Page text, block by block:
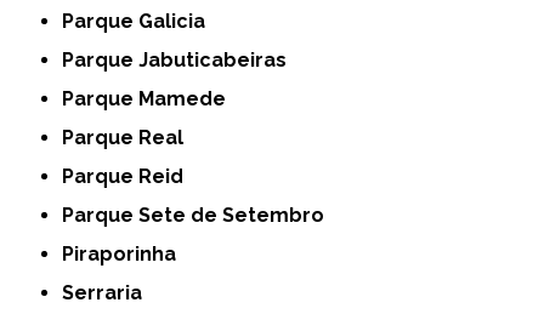
Parque Galicia
Parque Jabuticabeiras
Parque Mamede
Parque Real
Parque Reid
Parque Sete de Setembro
Piraporinha
Serraria